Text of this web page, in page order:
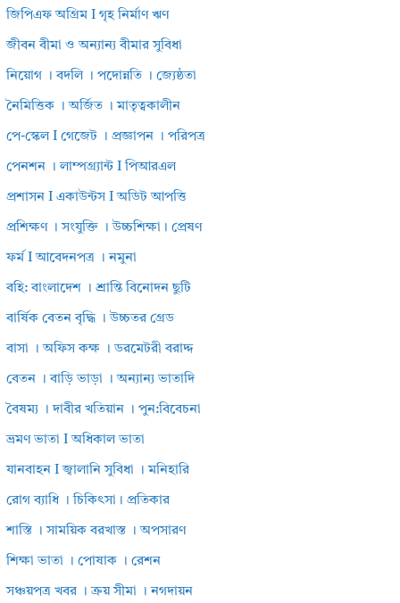
জিপিএফ অগ্রিম I গৃহ নির্মাণ ঋণ
জীবন বীমা ও অন্যান্য বীমার সুবিধা
নিয়োগ । বদলি । পদোন্নতি । জ্যেষ্ঠতা
নৈমিত্তিক । অর্জিত । মাতৃত্বকালীন
পে-স্কেল I গেজেট । প্রজ্ঞাপন । পরিপত্র
পেনশন । লাম্পগ্র্যান্ট I পিআরএল
প্রশাসন I একাউন্টস I অডিট আপত্তি
প্রশিক্ষণ । সংযুক্তি । উচ্চশিক্ষা। প্রেষণ
ফর্ম I আবেদনপত্র । নমুনা
বহি: বাংলাদেশ । শ্রান্তি বিনোদন ছুটি
বার্ষিক বেতন বৃদ্ধি । উচ্চতর গ্রেড
বাসা । অফিস কক্ষ । ডরমেটরী বরাদ্দ
বেতন । বাড়ি ভাড়া । অন্যান্য ভাতাদি
বৈষম্য । দাবীর খতিয়ান । পুন:বিবেচনা
ভ্রমণ ভাতা I অধিকাল ভাতা
যানবাহন I জ্বালানি সুবিধা । মনিহারি
রোগ ব্যাধি । চিকিৎসা। প্রতিকার
শাস্তি । সাময়িক বরখাস্ত । অপসারণ
শিক্ষা ভাতা । পোষাক । রেশন
সঞ্চয়পত্র খবর । ক্রয় সীমা । নগদায়ন